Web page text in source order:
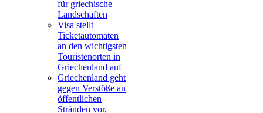
für griechische
Landschaften
Visa stellt
Ticketautomaten
an den wichtigsten
Touristenorten in
Griechenland auf
Griechenland geht
gegen Verstöße an
öffentlichen
Stränden vor,